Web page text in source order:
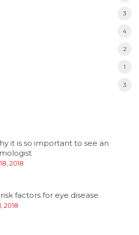
3
4
2
1
3
it is so important to see an
2018
factors for eye disease
2018